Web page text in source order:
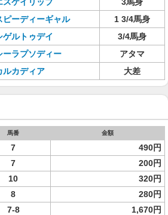
ピーディーギャル
1 3/4馬身
ゲルトゥデイ
3/4馬身
ーラプソディー
アタマ
ルカディア 大差
馬番 金額
7 490円
7
200円
10
320円
8
280円
7-8
1,670円